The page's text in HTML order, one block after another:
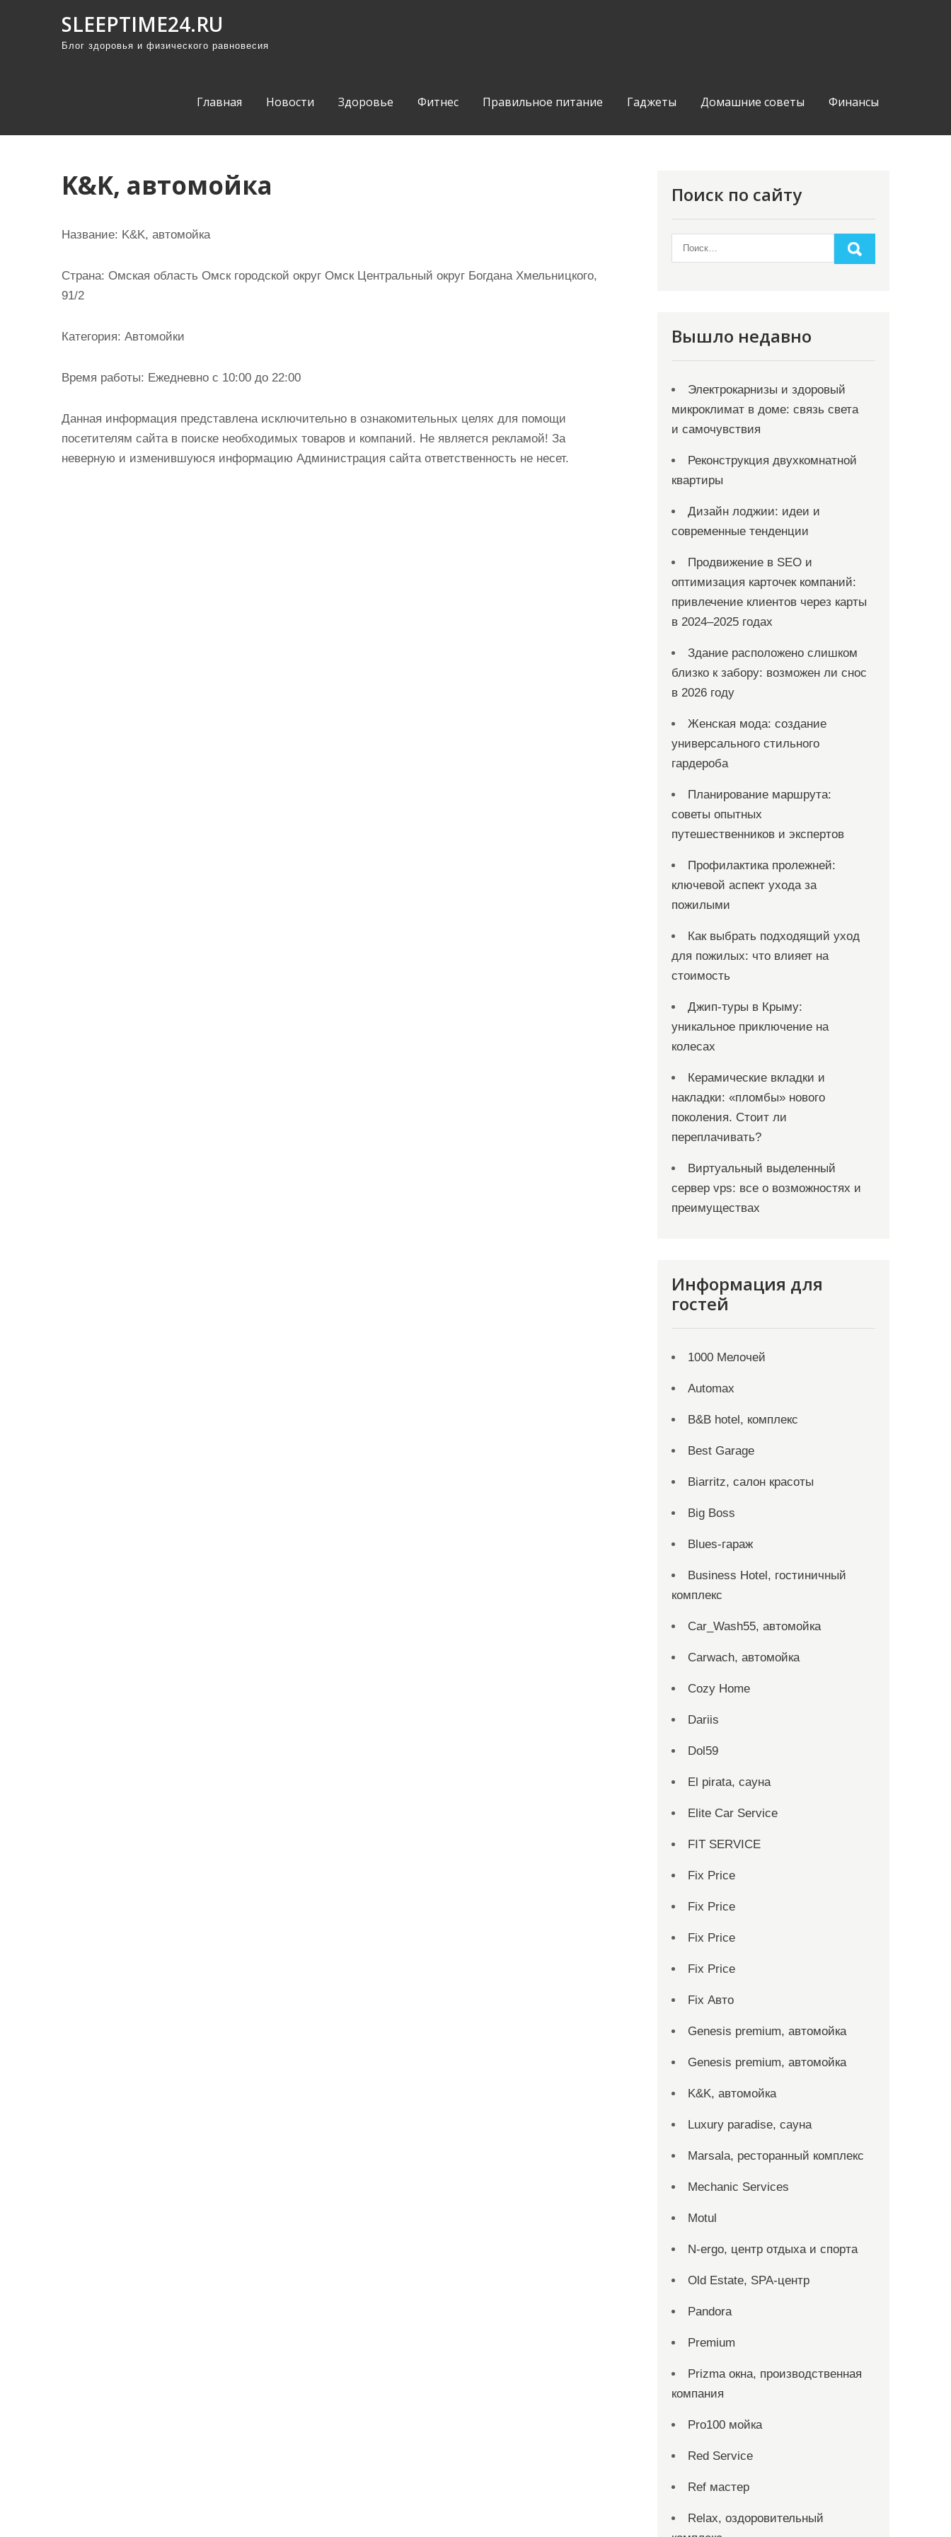
SLEEPTIME24.RU
Блог здоровья и физического равновесия
Главная Новости Здоровье Фитнес Правильное питание Гаджеты Домашние советы Финансы
K&K, автомойка
Название: K&K, автомойка
Страна: Омская область Омск городской округ Омск Центральный округ Богдана Хмельницкого,
91/2
Категория: Автомойки
Время работы: Ежедневно с 10:00 до 22:00
Данная информация представлена исключительно в ознакомительных целях для помощи
посетителям сайта в поиске необходимых товаров и компаний. Не является рекламой! За
неверную и изменившуюся информацию Администрация сайта ответственность не несет.
Поиск по сайту
Вышло недавно
Электрокарнизы и здоровый
микроклимат в доме: связь света
и самочувствия
Реконструкция двухкомнатной
квартиры
Дизайн лоджии: идеи и
современные тенденции
Продвижение в SEO и
оптимизация карточек компаний:
привлечение клиентов через карты
в 2024–2025 годах
Здание расположено слишком
близко к забору: возможен ли снос
в 2026 году
Женская мода: создание
универсального стильного
гардероба
Планирование маршрута:
советы опытных
путешественников и экспертов
Профилактика пролежней:
ключевой аспект ухода за
пожилыми
Как выбрать подходящий уход
для пожилых: что влияет на
стоимость
Джип-туры в Крыму:
уникальное приключение на
колесах
Керамические вкладки и
накладки: «пломбы» нового
поколения. Стоит ли
переплачивать?
Виртуальный выделенный
сервер vps: все о возможностях и
преимуществах
Информация для
гостей
1000 Мелочей
Automax
B&B hotel, комплекс
Best Garage
Biarritz, салон красоты
Big Boss
Blues-гараж
Business Hotel, гостиничный
комплекс
Car_Wash55, автомойка
Carwach, автомойка
Cozy Home
Dariis
Dol59
El pirata, сауна
Elite Car Service
FIT SERVICE
Fix Price
Fix Price
Fix Price
Fix Price
Fix Авто
Genesis premium, автомойка
Genesis premium, автомойка
K&K, автомойка
Luxury paradise, сауна
Marsala, ресторанный комплекс
Mechanic Services
Motul
N-ergo, центр отдыха и спорта
Old Estate, SPA-центр
Pandora
Premium
Prizma окна, производственная
компания
Pro100 мойка
Red Service
Ref мастер
Relax, оздоровительный